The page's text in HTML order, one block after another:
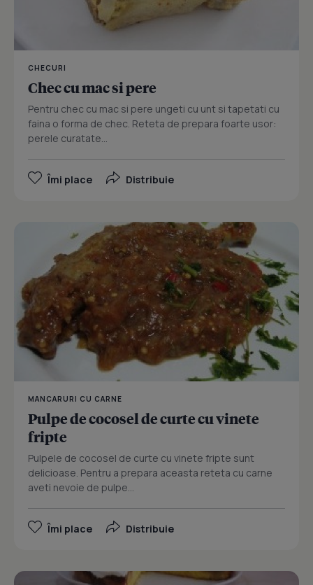
CHECURI
Chec cu mac si pere
Pentru chec cu mac si pere ungeti cu unt si tapetati cu
faina o forma de chec. Reteta de prepara foarte usor:
perele curatate...
Îmi place Distribuie
MANCARURI CU CARNE
Pulpe de cocosel de curte cu vinete
fripte
Pulpele de cocosel de curte cu vinete fripte sunt
delicioase. Pentru a prepara aceasta reteta cu carne
aveti nevoie de pulpe...
Îmi place Distribuie